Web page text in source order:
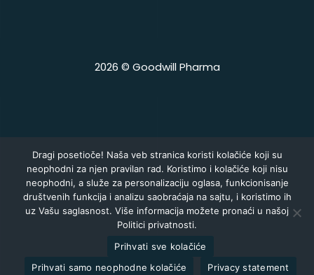
2026 © Goodwill Pharma
Dragi posetioče! Naša veb stranica koristi kolačiće koji su
neophodni za njen pravilan rad. Koristimo i kolačiće koji nisu
neophodni, a služe za personalizaciju oglasa, funkcionisanje
društvenih funkcija i analizu saobraćaja na sajtu, i koristimo ih
uz Vašu saglasnost. Više informacija možete pronaći u našoj
Politici privatnosti.
Prihvati sve kolačiće
Prihvati samo neophodne kolačiće
Privacy statement